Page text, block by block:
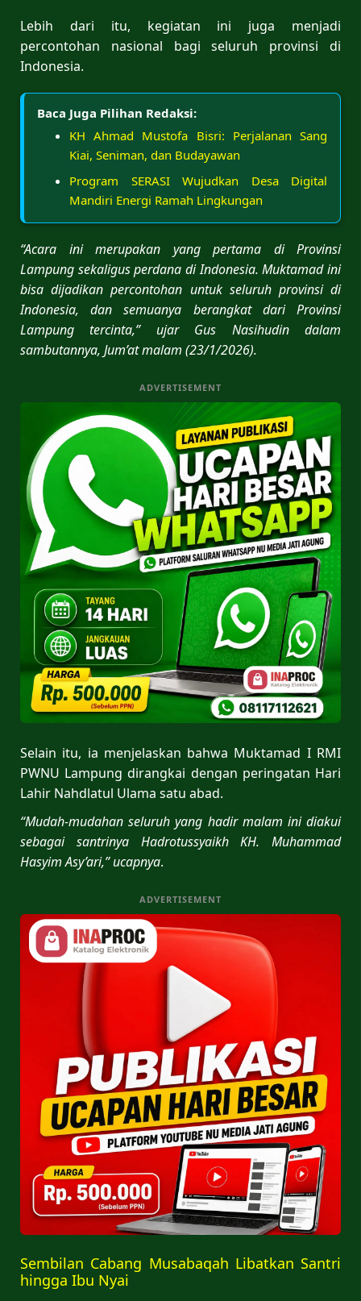
Lebih dari itu, kegiatan ini juga menjadi
percontohan nasional bagi seluruh provinsi di
Indonesia.
Baca Juga Pilihan Redaksi:
KH Ahmad Mustofa Bisri: Perjalanan Sang
Kiai, Seniman, dan Budayawan
Program SERASI Wujudkan Desa Digital
Mandiri Energi Ramah Lingkungan
“Acara ini merupakan yang pertama di Provinsi
Lampung sekaligus perdana di Indonesia. Muktamad ini
bisa dijadikan percontohan untuk seluruh provinsi di
Indonesia, dan semuanya berangkat dari Provinsi
Lampung tercinta,” ujar Gus Nasihudin dalam
sambutannya, Jum’at malam (23/1/2026).
ADVERTISEMENT
Selain itu, ia menjelaskan bahwa Muktamad I RMI
PWNU Lampung dirangkai dengan peringatan Hari
Lahir Nahdlatul Ulama satu abad.
“Mudah-mudahan seluruh yang hadir malam ini diakui
sebagai santrinya Hadrotussyaikh KH. Muhammad
Hasyim Asy’ari,” ucapnya.
ADVERTISEMENT
Sembilan Cabang Musabaqah Libatkan Santri
hingga Ibu Nyai